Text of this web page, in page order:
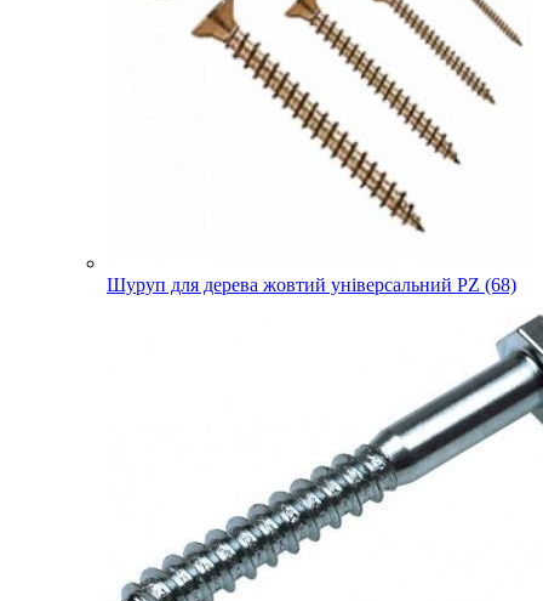
Шуруп для дерева жовтий універсальний PZ (68)